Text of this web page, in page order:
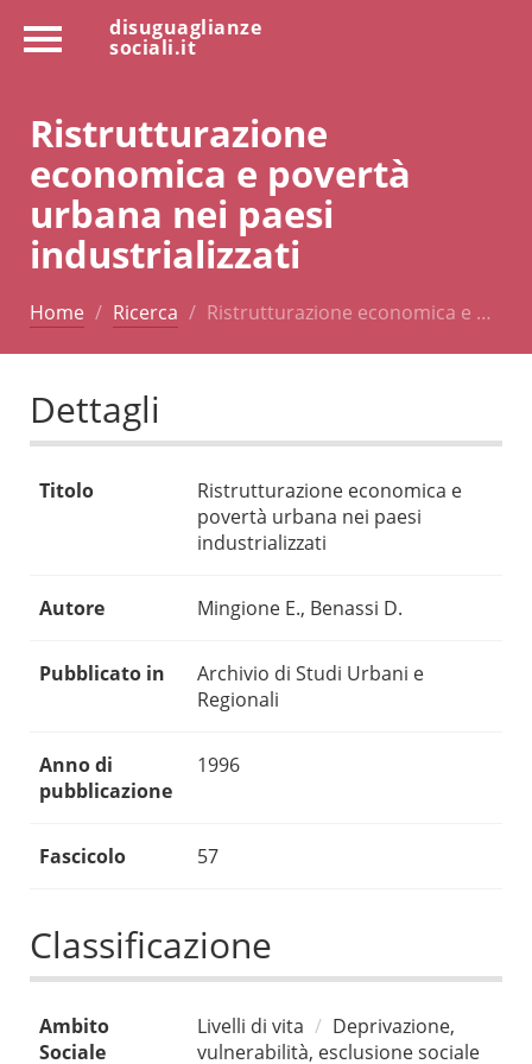
disuguaglianze
sociali.it
Ristrutturazione
economica e povertà
urbana nei paesi
industrializzati
Home Ricerca Ristrutturazione economica e …
Dettagli
Titolo
Ristrutturazione economica e
povertà urbana nei paesi
industrializzati
Autore Mingione E., Benassi D.
Pubblicato in
Archivio di Studi Urbani e
Regionali
Anno di
pubblicazione
1996
Fascicolo 57
Classificazione
Ambito
Sociale
Livelli di vita
Deprivazione,
vulnerabilità, esclusione sociale